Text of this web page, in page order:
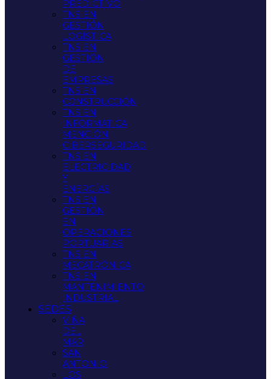
PREDICTIVO
TNS EN
GESTIÓN
LOGÍSTICA
TNS EN
GESTIÓN
DE
EMPRESAS
TNS EN
CONSTRUCCIÓN
TNS EN
INFORMATICA
MENCIÓN
CIBERSEGURIDAD
TNS EN
ELECTRICIDAD
Y
ENERGÍAS
TNS EN
GESTIÓN
EN
OPERACIONES
PORTUARIAS
TNS EN
MECATRÓNICA
TNS EN
MANTENIMIENTO
INDUSTRIAL
SEDES
VIÑA
DEL
MAR
SAN
ANTONIO
LOS